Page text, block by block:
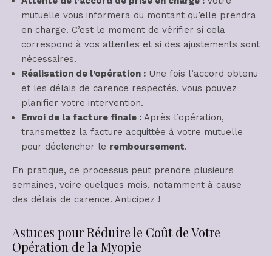
mutuelle vous informera du montant qu’elle prendra
en charge. C’est le moment de vérifier si cela
correspond à vos attentes et si des ajustements sont
nécessaires.
Réalisation de l’opération : Une fois l’accord obtenu
et les délais de carence respectés, vous pouvez
planifier votre intervention.
Envoi de la facture finale : Après l’opération,
transmettez la facture acquittée à votre mutuelle
pour déclencher le remboursement.
En pratique, ce processus peut prendre plusieurs
semaines, voire quelques mois, notamment à cause
des délais de carence. Anticipez !
Astuces pour Réduire le Coût de Votre
Opération de la Myopie